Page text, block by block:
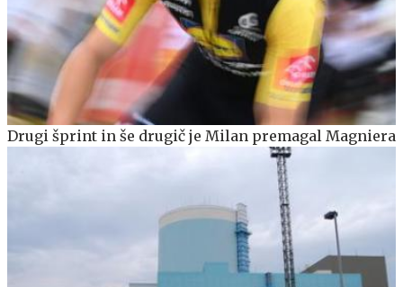
Drugi šprint in še drugič je Milan premagal Magniera